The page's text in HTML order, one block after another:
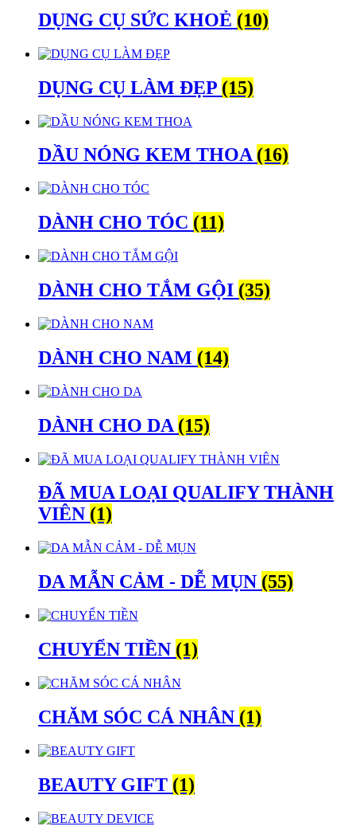
DỤNG CỤ SỨC KHOẺ (10)
DỤNG CỤ LÀM ĐẸP (15)
DẦU NÓNG KEM THOA(16)
DÀNH CHO TÓC (11)
DÀNH CHO TẮM GỘI (35)
DÀNH CHO NAM (14)
DÀNH CHO DA (15)
ĐÃ MUA LOẠI QUALIFY THÀNH
VIÊN (1)
DA MẪN CẢM - DỄ MỤN (55)
CHUYỂN TIỀN (1)
CHĂM SÓC CÁ NHÂN (1)
BEAUTY GIFT (1)